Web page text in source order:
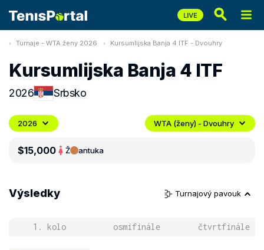
Turnaje - WTA ženy 2026 Kursumlijska Banja 4 ITF - Dvouhry
Kursumlijska Banja 4 ITF
2026 Srbsko
2026 WTA (ženy) - Dvouhry
$15,000 Ž antuka
Výsledky Turnajový pavouk
1. kolo osmifinále čtvrtfinále